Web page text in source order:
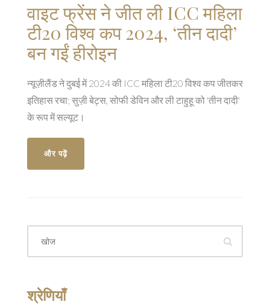
वाइट फ्रेंस ने जीत ली ICC महिला
टी20 विश्व कप 2024, ‘तीन दादी’
बन गईं हीरोइन
न्यूज़ीलैंड ने दुबई में 2024 की ICC महिला टी20 विश्व कप जीतकर
इतिहास रचा; सुज़ी बेट्स, सोफी डेविन और ली टाहुहू को 'तीन दादी'
के रूप में सल्यूट।
और पढ़ें
श्रेणियाँ